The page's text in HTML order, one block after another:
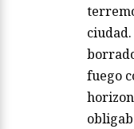
fuego